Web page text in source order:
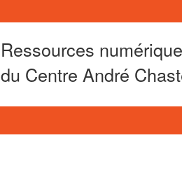
Ressources
du Centre André